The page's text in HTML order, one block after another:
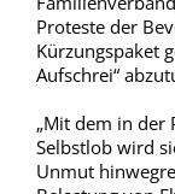
Proteste der
Kürzungspaket
Aufschrei“
„Mit dem in der
Selbstlob wird
Unmut